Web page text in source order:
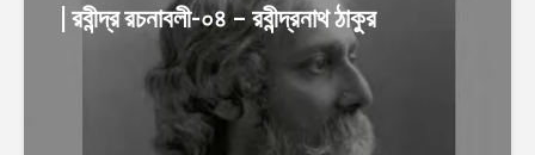
| রবীন্দ্র রচনাবলী-০৪ – রবীন্দ্রনাথ ঠাকুর